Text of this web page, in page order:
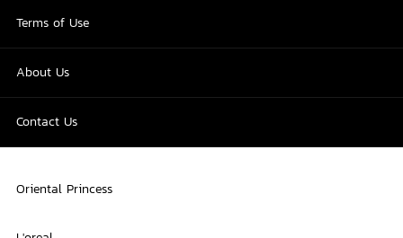
Terms of Use
About Us
Contact Us
Oriental Princess